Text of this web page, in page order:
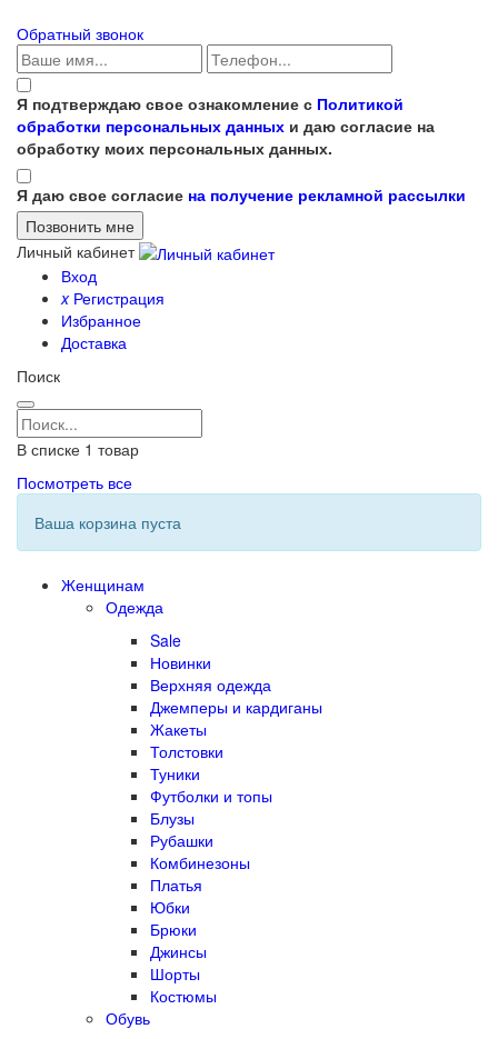
Обратный звонок
Я подтверждаю свое ознакомление с Политикой
обработки персональных данных и даю согласие на
обработку моих персональных данных.
Я даю свое согласие на получение рекламной рассылки
Личный кабинет
Вход
xРегистрация
Избранное
Доставка
Поиск
В списке 1 товар
Посмотреть все
Ваша корзина пуста
Женщинам
Одежда
Sale
Новинки
Верхняя одежда
Джемперы и кардиганы
Жакеты
Толстовки
Туники
Футболки и топы
Блузы
Рубашки
Комбинезоны
Платья
Юбки
Брюки
Джинсы
Шорты
Костюмы
Обувь